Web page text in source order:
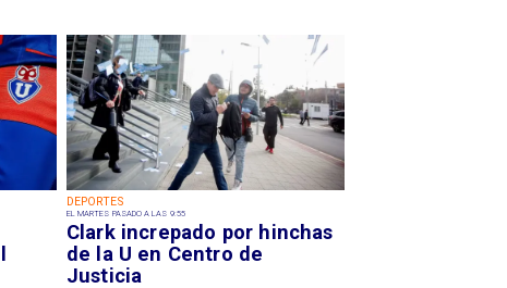
DEPORTES
EL MARTES PASADO A LAS 9:55
Clark increpado por hinchas
de la U en Centro de
Justicia